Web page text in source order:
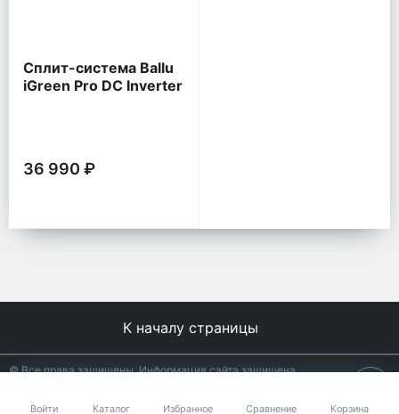
Сплит-система Ballu
iGreen Pro DC Inverter
36 990 ₽
К началу страницы
© Все права защищены. Информация сайта защищена
Разработано в
АЛЬФА Системс
Войти Каталог Избранное Сравнение Корзина